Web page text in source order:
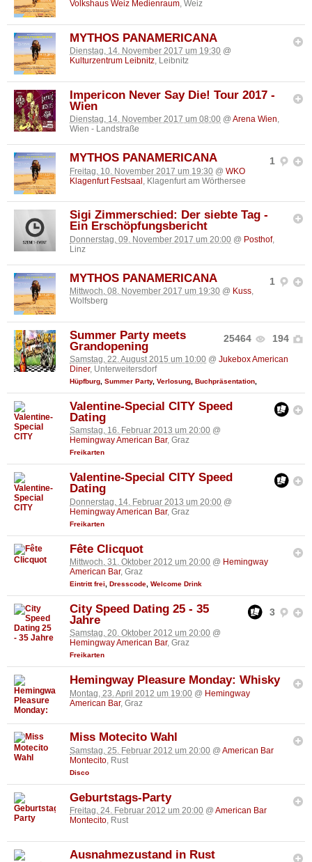
Volkshaus Weiz Medienraum, Weiz
MYTHOS PANAMERICANA
Dienstag, 14. November 2017 um 19:30 @
Kulturzentrum Leibnitz, Leibnitz
Impericon Never Say Die! Tour 2017 -
Wien
Dienstag, 14. November 2017 um 08:00 @ Arena Wien,
Wien - Landstraße
1
MYTHOS PANAMERICANA
Freitag, 10. November 2017 um 19:30 @ WKO
Klagenfurt Festsaal , Klagenfurt am Wörthersee
Sigi Zimmerschied: Der siebte Tag -
Ein Erschöpfungsbericht
Donnerstag, 09. November 2017 um 20:00 @ Posthof,
Linz
1
MYTHOS PANAMERICANA
Mittwoch, 08. November 2017 um 19:30 @ Kuss,
Wolfsberg
25464 194
Summer Party meets
Grandopening
Samstag, 22. August 2015 um 10:00 @ Jukebox American
Diner, Unterweitersdorf
Hüpfburg Summer Party, Verlosung Buchpräsentation
Valentine-Special CITY Speed
Dating
Samstag, 16. Februar 2013 um 20:00 @
Hemingway American Bar, Graz
Freikarten
Valentine-Special CITY Speed
Dating
Donnerstag, 14. Februar 2013 um 20:00 @
Hemingway American Bar, Graz
Freikarten
Fête Clicquot
Mittwoch, 31. Oktober 2012 um 20:00 @ Hemingway
American Bar, Graz
Eintritt frei Dresscode Welcome Drink
3
City Speed Dating 25 - 35
Jahre
Samstag, 20. Oktober 2012 um 20:00 @
Hemingway American Bar, Graz
Freikarten
Hemingway Pleasure Monday: Whisky
Montag, 23. April 2012 um 19:00 @ Hemingway
American Bar, Graz
Miss Motecito Wahl
Samstag, 25. Februar 2012 um 20:00 @ American Bar
Montecito , Rust
Disco
Geburtstags-Party
Freitag, 24. Februar 2012 um 20:00 @ American Bar
Montecito, Rust
Ausnahmezustand in Rust